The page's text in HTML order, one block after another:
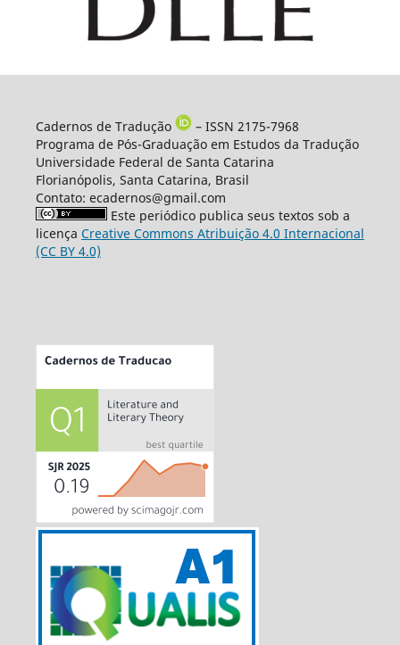
Cadernos de Tradução
– ISSN 2175-7968
Programa de Pós-Graduação em Estudos da Tradução
Universidade Federal de Santa Catarina
Florianópolis, Santa Catarina, Brasil
Contato: ecadernos@gmail.com
Este periódico publica seus textos sob a
licença Creative Commons Atribuição 4.0 Internacional
(CC BY 4.0)